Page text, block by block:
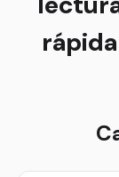
rápida